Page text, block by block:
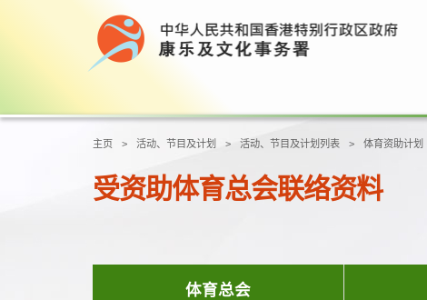
主页 活动、节目及计划 活动、节目及计划列表 体育资助计划
受资助体育总会联络资料
体育总会